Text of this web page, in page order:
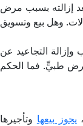
إزالته بسبب مرض
وهل بيع وتسويق
التجاعيد عن
طبيٍّ. فما الحكم
يجوز بيعها وتأجيرها